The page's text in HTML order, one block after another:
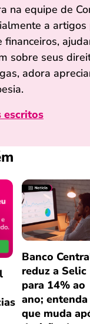
na equipe de
a
sobre seus
adora
escritos
Banco
reduz a Selic
para 14% ao
ano; entenda
que muda